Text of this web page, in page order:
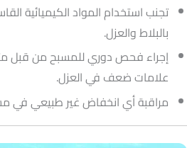
تجنب استخدام المواد الكيميائية
بالبلاط والعزل.
إجراء فحص دوري للمسبح من
علامات ضعف في العزل.
مراقبة أي انخفاض غير طبيعي في